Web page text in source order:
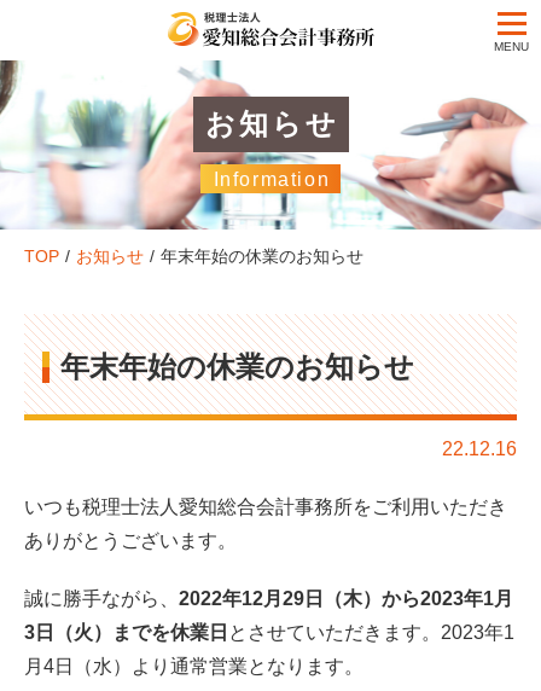
お知らせ
Information
TOP お知らせ 年末年始の休業のお知らせ
年末年始の休業のお知らせ
22.12.16
いつも税理士法人愛知総合会計事務所をご利用いただき
ありがとうございます。
誠に勝手ながら、 2022年12月29日（木）から2023年1月
3日（火）までを休業日 とさせていただきます。2023年1
月4日（水）より通常営業となります。